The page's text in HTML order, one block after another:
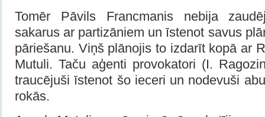
Tomēr Pāvils Francmanis nebija
sakarus ar partizāniem un īstenot savus
pāriešanu. Viņš plānojis to izdarīt kopā ar
Mutuli. Taču aģenti provokatori (I.
traucējuši īstenot šo ieceri un nodevuši
rokās.